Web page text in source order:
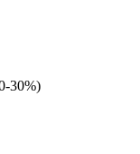
30%)